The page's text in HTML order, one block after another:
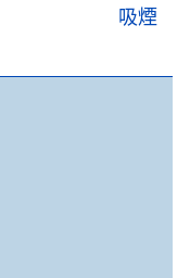
吸煙